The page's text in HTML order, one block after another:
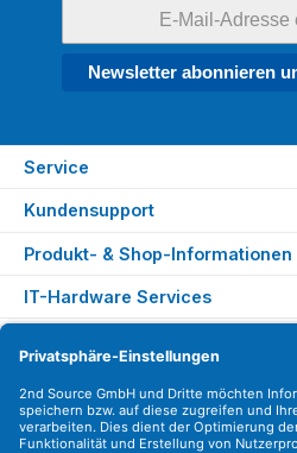
Newsletter abonnieren
Service
Kundensupport
Produkt- & Shop-Informationen
IT-Hardware Services
Versandarten
Zahlungsarten